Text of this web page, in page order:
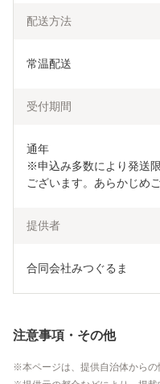
配送方法
常温配送
受付期間
通年
※申込み多数により発送
ございます。あらかじめ
提供者
合同会社みつぐるま
注意事項・その他
本ページは、提供自治体からの